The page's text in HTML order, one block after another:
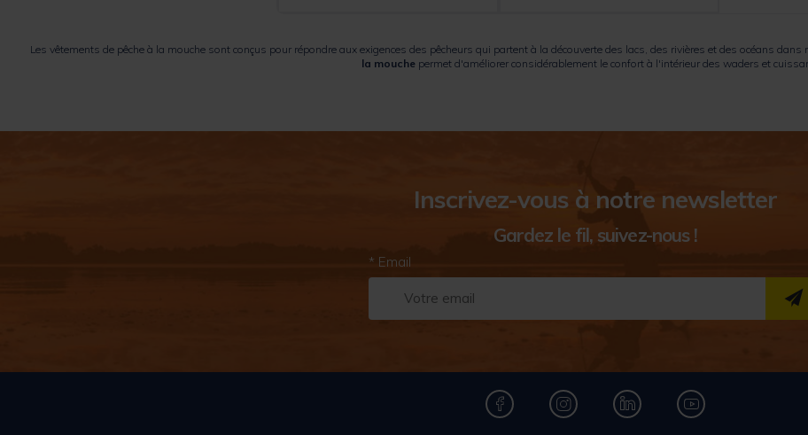
Les vêtements de pêche à la mouche sont conçus pour répondre aux exigences des pêcheurs qui partent à la découverte des lacs, des rivières et des océans
la mouche permet d'améliorer considérablement le confort à l'intérieur des waders et
Inscrivez-vous à notre newsletter
Gardez le fil, suivez-nous !
* Email